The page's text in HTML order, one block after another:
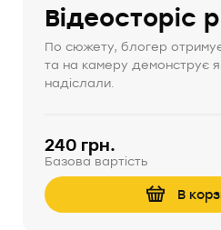
Відеосторіс
По сюжету, блогер
та на камеру демонструє
надіслали.
240 грн.
Базова вартість
В